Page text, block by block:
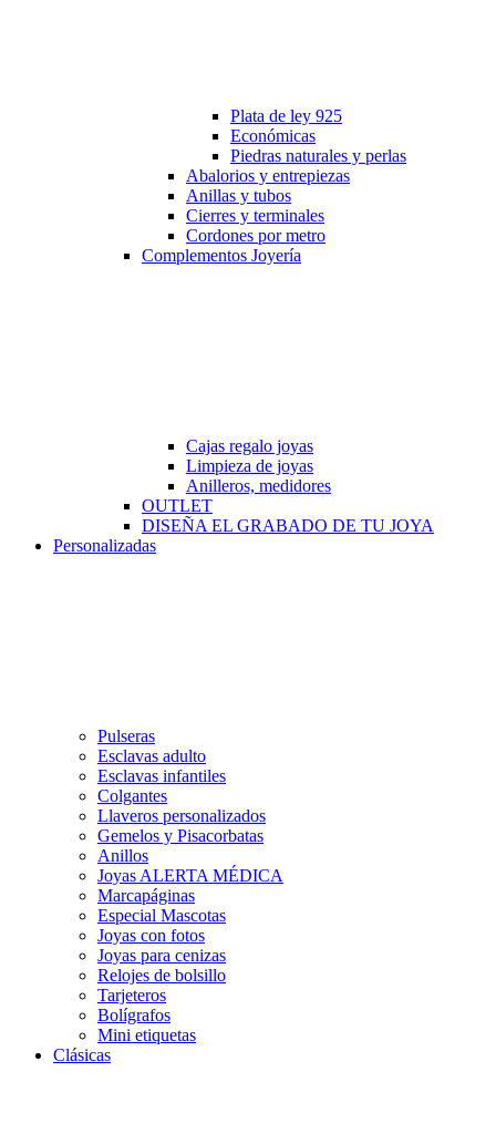
Plata de ley 925
Económicas
Piedras naturales y perlas
Abalorios y entrepiezas
Anillas y tubos
Cierres y terminales
Cordones por metro
Complementos Joyería
Cajas regalo joyas
Limpieza de joyas
Anilleros, medidores
OUTLET
DISEÑA EL GRABADO DE TU JOYA
Personalizadas
Pulseras
Esclavas adulto
Esclavas infantiles
Colgantes
Llaveros personalizados
Gemelos y Pisacorbatas
Anillos
Joyas ALERTA MÉDICA
Marcapáginas
Especial Mascotas
Joyas con fotos
Joyas para cenizas
Relojes de bolsillo
Tarjeteros
Bolígrafos
Mini etiquetas
Clásicas